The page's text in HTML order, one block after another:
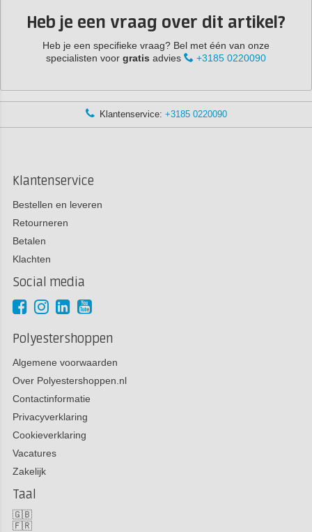
Heb je een vraag over dit artikel?
Heb je een specifieke vraag? Bel met één van onze
specialisten voor gratis advies +3185 0220090
Klantenservice: +3185 0220090
Klantenservice
Bestellen en leveren
Retourneren
Betalen
Klachten
Social media
Polyestershoppen
Algemene voorwaarden
Over Polyestershoppen.nl
Contactinformatie
Privacyverklaring
Cookieverklaring
Vacatures
Zakelijk
Taal
🇬🇧
🇫🇷